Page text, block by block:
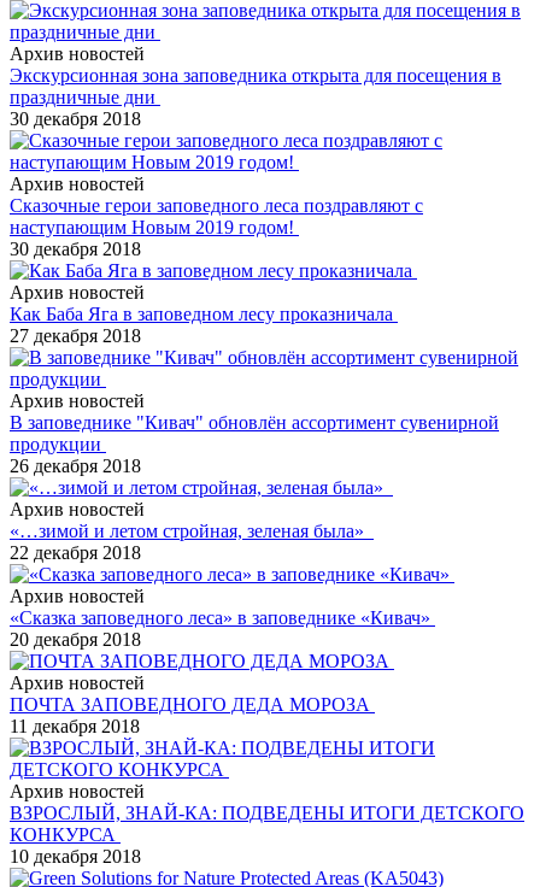
Архив новостей
Экскурсионная зона заповедника открыта для посещения в
праздничные дни
30 декабря 2018
Архив новостей
Сказочные герои заповедного леса поздравляют с
наступающим Новым 2019 годом!
30 декабря 2018
Архив новостей
Как Баба Яга в заповедном лесу проказничала
27 декабря 2018
Архив новостей
В заповеднике "Кивач" обновлён ассортимент сувенирной
продукции
26 декабря 2018
Архив новостей
«…зимой и летом стройная, зеленая была»
22 декабря 2018
Архив новостей
«Сказка заповедного леса» в заповеднике «Кивач»
20 декабря 2018
Архив новостей
ПОЧТА ЗАПОВЕДНОГО ДЕДА МОРОЗА
11 декабря 2018
Архив новостей
ВЗРОСЛЫЙ, ЗНАЙ-КА: ПОДВЕДЕНЫ ИТОГИ ДЕТСКОГО
КОНКУРСА
10 декабря 2018